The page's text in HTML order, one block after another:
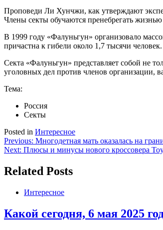
Проповеди Ли Хунчжи, как утверждают
Члены секты обучаются пренебрегать
В 1999 году «Фалуньгун» организовало
причастна к гибели около 1,7 тысячи
Секта «Фалуньгун» представляет собой не
уголовных дел против членов организации,
Тема:
Россия
Секты
Posted in Интересное
Навигация
по
записям
Previous: Многодетная мать оказалась на
Next: Плюсы и минусы нового кроссовера
Related Posts
Интересное
Какой сегодня, 6 мая 2025